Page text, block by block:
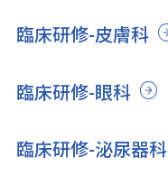
臨床研修-皮膚科
臨床研修-眼科
臨床研修-泌尿器科